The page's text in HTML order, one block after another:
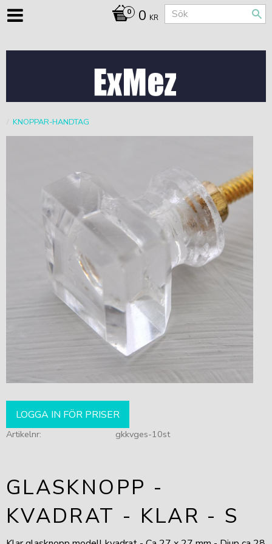
0 KR
KNOPPAR-HANDTAG
LOGGA IN FÖR PRISER
Artikelnr gkkvges-10st
GLASKNOPP -
KVADRAT - KLAR - S